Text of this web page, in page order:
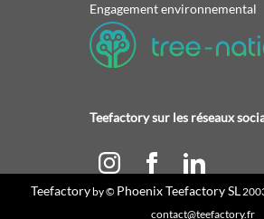
Calculez votre
Engagement environnemental
Teefactory sur les réseaux
Teefactoryby © Phoenix Teefactory SL
contact@teefactory.fr